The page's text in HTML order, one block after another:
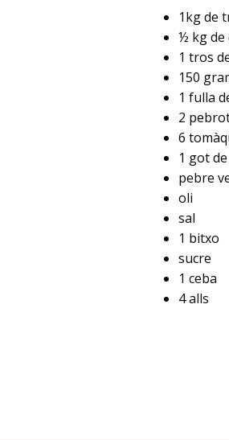
1kg de
½ kg de
1 tros
150
1 fulla
2
6
1 got
pebre
oli
sal
1 bitxo
sucre
1 ceba
4 alls